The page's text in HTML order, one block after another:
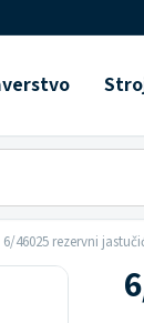
6/46025 rezervni